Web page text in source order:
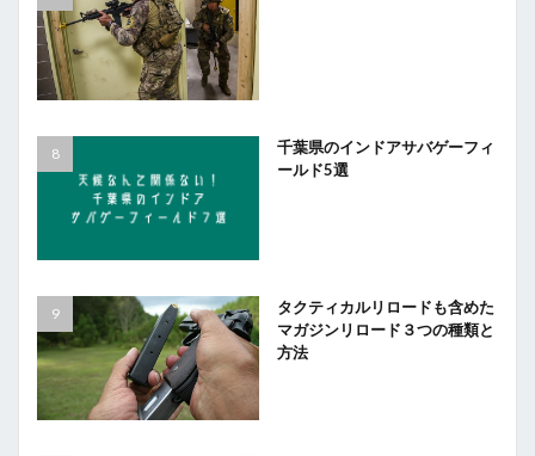
千葉県のインドアサバゲーフィ
ールド5選
タクティカルリロードも含めた
マガジンリロード３つの種類と
方法